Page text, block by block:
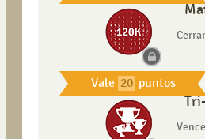
Vale 20 puntos